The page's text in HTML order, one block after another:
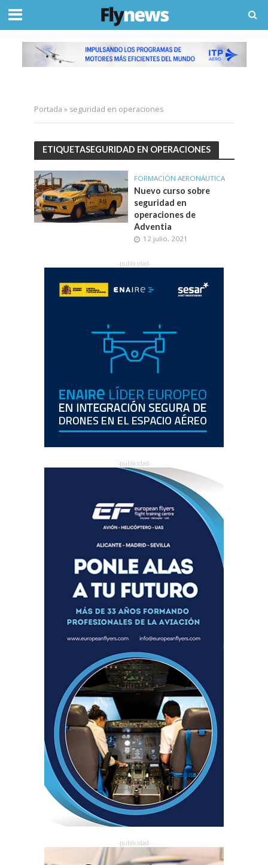
Portada » seguridad en operaciones
ETIQUETASEGURIDAD EN OPERACIONES
FORMACIÓN AERONÁUTICA
Nuevo curso sobre
seguridad en
operaciones de
Adventia
12 julio, 2021